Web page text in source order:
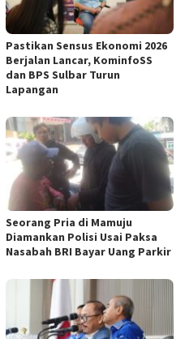
Pastikan Sensus Ekonomi 2026
Berjalan Lancar, KominfoSS
dan BPS Sulbar Turun
Lapangan
Seorang Pria di Mamuju
Diamankan Polisi Usai Paksa
Nasabah BRI Bayar Uang Parkir